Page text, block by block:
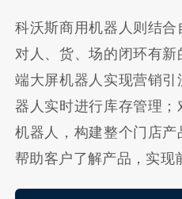
科沃斯商用机器人则结合
对人、货、场的闭环有
端大屏机器人实现营销
器人实时进行库存管理
机器人，构建整个门店产
帮助客户了解产品，实现